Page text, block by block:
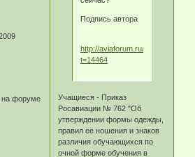
Подпись автора
http://aviaforum.ru/
t=14464
Учащиеся - Приказ
Росавиации № 762 "Об
утверждении формы одежды,
правил ее ношения и знаков
различия обучающихся по
очной форме обучения в